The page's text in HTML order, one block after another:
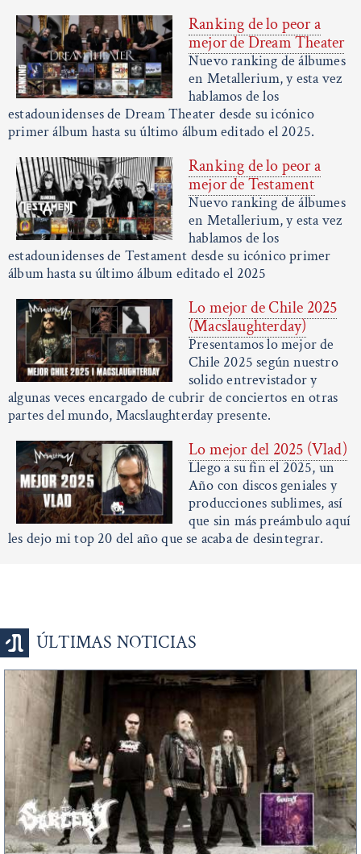
Ranking de lo peor a
mejor de Dream Theater
Nuevo ranking de álbumes
en Metallerium, y esta vez
hablamos de los
estadounidenses de Dream Theater desde su icónico
primer álbum hasta su último álbum editado el 2025.
Ranking de lo peor a
mejor de Testament
Nuevo ranking de álbumes
en Metallerium, y esta vez
hablamos de los
estadounidenses de Testament desde su icónico primer
álbum hasta su último álbum editado el 2025
Lo mejor de Chile 2025
(Macslaughterday)
Presentamos lo mejor de
Chile 2025 según nuestro
solido entrevistador y
algunas veces encargado de cubrir de conciertos en otras
partes del mundo, Macslaughterday presente.
Lo mejor del 2025 (Vlad)
Llego a su fin el 2025, un
Año con discos geniales y
producciones sublimes, así
que sin más preámbulo aquí
les dejo mi top 20 del año que se acaba de desintegrar.
ÚLTIMAS NOTICIAS